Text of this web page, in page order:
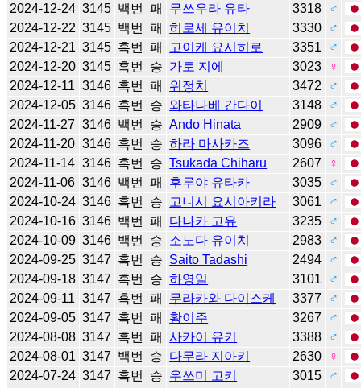
2024-12-24 3145 백번 패 무쓰우라 유타 3318
♂
2024-12-22 3145 백번 패 히로세 유이치 3330
♂
2024-12-21 3145 흑번 패 고이케 요시히로 3351
♂
2024-12-20 3145 흑번 승 가토 지에 3023
♀
2024-12-11 3146 흑번 패 위정치 3472
♂
2024-12-05 3146 흑번 승 와타나베 간다이 3148
♂
2024-11-27 3146 백번 승 Ando Hinata 2909
♂
2024-11-20 3146 흑번 승 하라 마사카즈 3096
♂
2024-11-14 3146 흑번 승 Tsukada Chiharu 2607
♀
2024-11-06 3146 백번 패 후루야 유타카 3035
♂
2024-10-24 3146 흑번 승 고니시 요시아키라 3061
♂
2024-10-16 3146 백번 패 다나카 고유 3235
♂
2024-10-09 3146 백번 승 소노다 유이치 2983
♂
2024-09-25 3147 흑번 승 Saito Tadashi 2494
♂
2024-09-18 3147 흑번 승 하영일 3101
♂
2024-09-11 3147 흑번 패 무라카와 다이스케 3377
♂
2024-09-05 3147 흑번 패 황이주 3267
♂
2024-08-08 3147 흑번 패 사카이 유키 3388
♂
2024-08-01 3147 백번 승 다무라 지아키 2630
♀
2024-07-24 3147 흑번 승 우쓰미 고키 3015
♂